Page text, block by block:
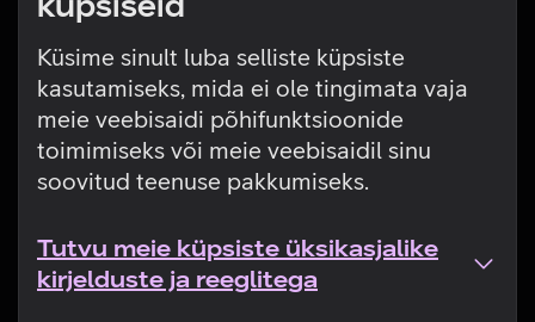
Küsime sinult luba selliste küpsiste
kasutamiseks, mida ei ole tingimata vaja
meie veebisaidi põhifunktsioonide
toimimiseks või meie veebisaidil sinu
soovitud teenuse pakkumiseks.
Tutvu meie küpsiste üksikasjalike
kirjelduste ja reeglitega
Tehniline viga